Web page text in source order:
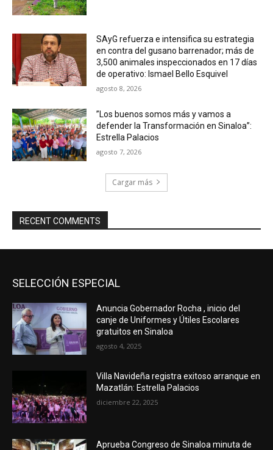
SAyG refuerza e intensifica su estrategia
en contra del gusano barrenador; más de
3,500 animales inspeccionados en 17 días
de operativo: Ismael Bello Esquivel
agosto 8, 2026
”Los buenos somos más y vamos a
defender la Transformación en Sinaloa”:
Estrella Palacios
agosto 7, 2026
Cargar más
RECENT COMMENTS
SELECCIÓN ESPECIAL
Anuncia Gobernador Rocha , inicio del
canje de Uniformes y Útiles Escolares
gratuitos en Sinaloa
agosto 4, 2025
Villa Navideña registra exitoso arranque en
Mazatlán: Estrella Palacios
diciembre 22, 2025
Aprueba Congreso de Sinaloa minuta de